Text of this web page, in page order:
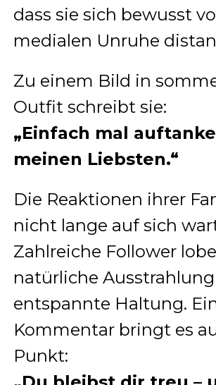
dass sie sich bewusst
medialen Unruhe
Zu einem Bild in
Outfit schreibt sie:
„Einfach mal
meinen Liebsten.“
Die Reaktionen ihrer
nicht lange auf sich
Zahlreiche Follower
natürliche
entspannte Haltung.
Kommentar bringt es
Punkt: